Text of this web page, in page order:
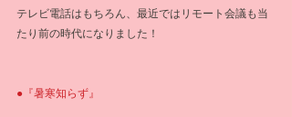
テレビ電話はもちろん、最近ではリモート会議も当
たり前の時代になりました！
●『暑寒知らず』